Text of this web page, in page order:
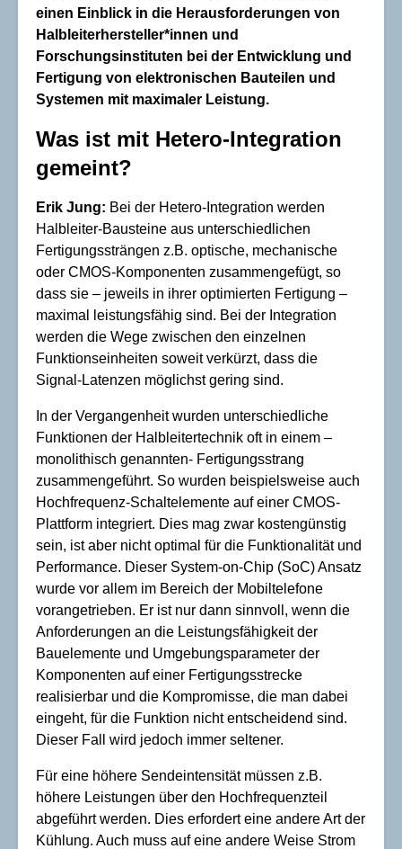
einen Einblick in die Herausforderungen von
Halbleiterhersteller*innen und
Forschungsinstituten bei der Entwicklung und
Fertigung von elektronischen Bauteilen und
Systemen mit maximaler Leistung.
Was ist mit Hetero-Integration
gemeint?
Erik Jung: Bei der Hetero-Integration werden
Halbleiter-Bausteine aus unterschiedlichen
Fertigungssträngen z.B. optische, mechanische
oder CMOS-Komponenten zusammengefügt, so
dass sie – jeweils in ihrer optimierten Fertigung –
maximal leistungsfähig sind. Bei der Integration
werden die Wege zwischen den einzelnen
Funktionseinheiten soweit verkürzt, dass die
Signal-Latenzen möglichst gering sind.
In der Vergangenheit wurden unterschiedliche
Funktionen der Halbleitertechnik oft in einem –
monolithisch genannten- Fertigungsstrang
zusammengeführt. So wurden beispielsweise auch
Hochfrequenz-Schaltelemente auf einer CMOS-
Plattform integriert. Dies mag zwar kostengünstig
sein, ist aber nicht optimal für die Funktionalität und
Performance. Dieser System-on-Chip (SoC) Ansatz
wurde vor allem im Bereich der Mobiltelefone
vorangetrieben. Er ist nur dann sinnvoll, wenn die
Anforderungen an die Leistungsfähigkeit der
Bauelemente und Umgebungsparameter der
Komponenten auf einer Fertigungsstrecke
realisierbar und die Kompromisse, die man dabei
eingeht, für die Funktion nicht entscheidend sind.
Dieser Fall wird jedoch immer seltener.
Für eine höhere Sendeintensität müssen z.B.
höhere Leistungen über den Hochfrequenzteil
abgeführt werden. Dies erfordert eine andere Art der
Kühlung. Auch muss auf eine andere Weise Strom